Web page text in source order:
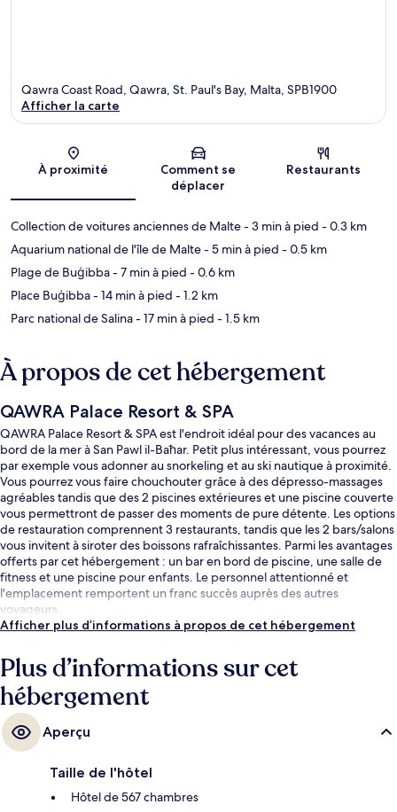
Carte
Qawra Coast Road, Qawra, St. Paul's Bay, Malta, SPB1900
Afficher la carte
À proximité
Comment se
déplacer
Restaurants
Collection de voitures anciennes de Malte- 3 min à pied - 0.3 km
Aquarium national de l'île de Malte- 5 min à pied - 0.5 km
Plage de Buġibba- 7 min à pied - 0.6 km
Place Buġibba- 14 min à pied - 1.2 km
Parc national de Salina- 17 min à pied - 1.5 km
À propos de cet hébergement
QAWRA Palace Resort & SPA
QAWRA Palace Resort & SPA est l'endroit idéal pour des vacances au
bord de la mer à San Pawl il-Baħar. Petit plus intéressant, vous pourrez
par exemple vous adonner au snorkeling et au ski nautique à proximité.
Vous pourrez vous faire chouchouter grâce à des dépresso-massages
agréables tandis que des 2 piscines extérieures et une piscine couverte
vous permettront de passer des moments de pure détente. Les options
de restauration comprennent 3 restaurants, tandis que les 2 bars/salons
vous invitent à siroter des boissons rafraîchissantes. Parmi les avantages
offerts par cet hébergement : un bar en bord de piscine, une salle de
fitness et une piscine pour enfants. Le personnel attentionné et
l'emplacement remportent un franc succès auprès des autres
voyageurs.
Afficher plus d’informations à propos de cet hébergement
Plus d’informations sur cet
hébergement
Aperçu
Taille de l'hôtel
Hôtel de 567 chambres